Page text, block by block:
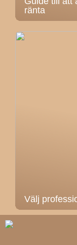
ränta
Välj